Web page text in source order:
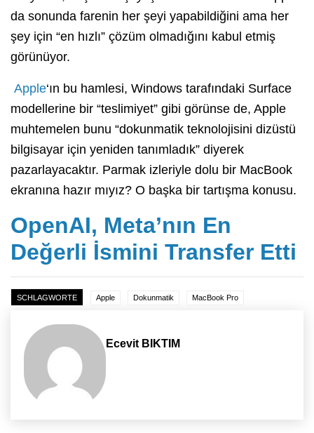
da sonunda farenin her şeyi yapabildiğini ama her
şey için “en hızlı” çözüm olmadığını kabul etmiş
görünüyor.
Apple‘ın bu hamlesi, Windows tarafındaki Surface
modellerine bir “teslimiyet” gibi görünse de, Apple
muhtemelen bunu “dokunmatik teknolojisini dizüstü
bilgisayar için yeniden tanımladık” diyerek
pazarlayacaktır. Parmak izleriyle dolu bir MacBook
ekranına hazır mıyız? O başka bir tartışma konusu.
OpenAI, Meta’nın En
Değerli İsmini Transfer Etti
SCHLAGWORTE Apple Dokunmatik MacBook Pro
Ecevit BIKTIM